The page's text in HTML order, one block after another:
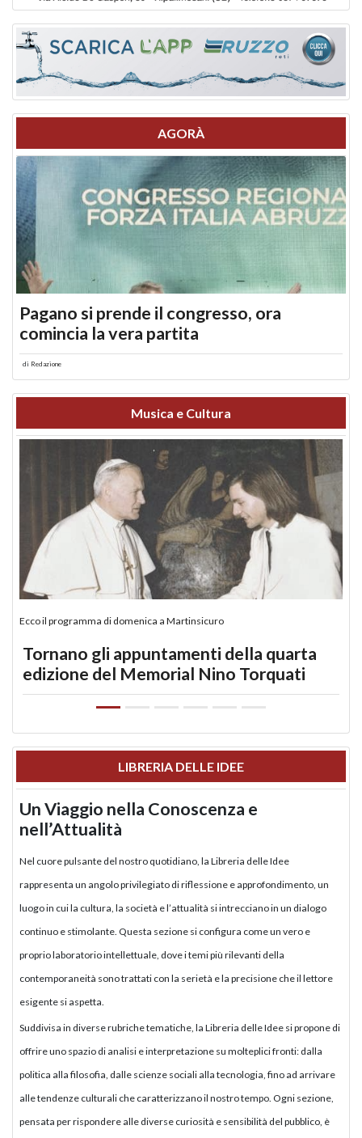
AGORÀ
Pagano si prende il congresso, ora
comincia la vera partita
di Redazione
Musica e Cultura
Ecco il programma di domenica a Martinsicuro
Tornano gli appuntamenti della quarta
edizione del Memorial Nino Torquati
LIBRERIA DELLE IDEE
Un Viaggio nella Conoscenza e
nell’Attualità
Nel cuore pulsante del nostro quotidiano, la Libreria delle Idee
rappresenta un angolo privilegiato di riflessione e approfondimento, un
luogo in cui la cultura, la società e l’attualità si intrecciano in un dialogo
continuo e stimolante. Questa sezione si configura come un vero e
proprio laboratorio intellettuale, dove i temi più rilevanti della
contemporaneità sono trattati con la serietà e la precisione che il lettore
esigente si aspetta.
Suddivisa in diverse rubriche tematiche, la Libreria delle Idee si propone di
offrire uno spazio di analisi e interpretazione su molteplici fronti: dalla
politica alla filosofia, dalle scienze sociali alla tecnologia, fino ad arrivare
alle tendenze culturali che caratterizzano il nostro tempo. Ogni sezione,
pensata per rispondere alle diverse curiosità e sensibilità del pubblico, è